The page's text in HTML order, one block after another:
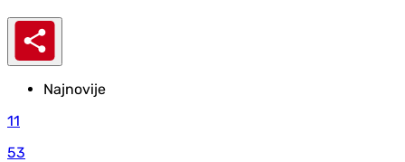
Najnovije
11
53